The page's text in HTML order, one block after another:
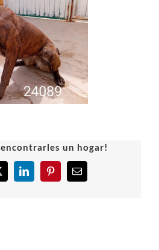
encontrarles un hogar!
LinkedInPinterestCorreo